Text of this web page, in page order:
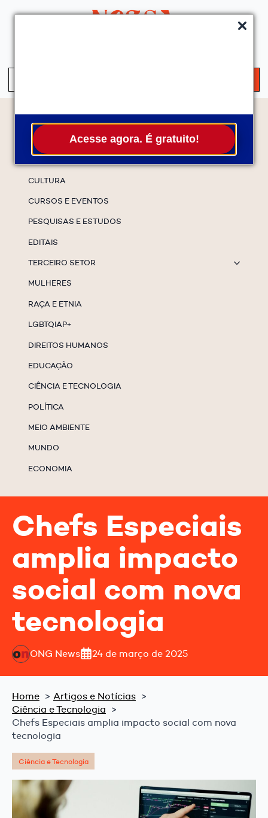
Acesse agora. É gratuito!
Temas
CULTURA
CURSOS E EVENTOS
PESQUISAS E ESTUDOS
EDITAIS
TERCEIRO SETOR
MULHERES
RAÇA E ETNIA
LGBTQIAP+
DIREITOS HUMANOS
EDUCAÇÃO
CIÊNCIA E TECNOLOGIA
POLÍTICA
MEIO AMBIENTE
MUNDO
ECONOMIA
Chefs Especiais
amplia impacto
social com nova
tecnologia
ONG News 24 de março de 2025
Home
Artigos e Notícias
Ciência e Tecnologia
Chefs Especiais amplia impacto social com nova
tecnologia
Ciência e Tecnologia